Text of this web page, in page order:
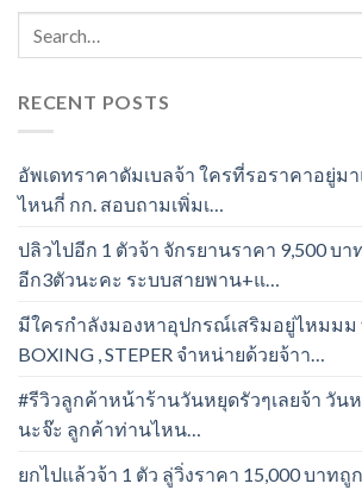
RECENT POSTS
อัพเดทราคาดัมเบลจ้า ใครที่รอราคาอยู่ม
ไหนกี่ กก. สอบถามเพิ่มเ…
ปลิวไปอีก 1 ตัวจ้า จักรยานราคา 9,500 บา
อีก3ตัวนะคะ ระบบสายพาน+แ…
มีใครกำลังมองหาอุปกรณ์เสริมอยู่ไหมมม
BOXING , STEPER จำหน่ายด้วยจ้าา…
#รีวิวลูกค้าหน้าร้านวันหยุดรัวๆเลยจ้า วัน
นะจ๊ะ ลูกค้าท่านไหน…
ยกไปแล้วจ้า 1 ตัว ลู่วิ่งราคา 15,000 บาทถู